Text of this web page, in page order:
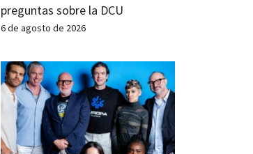
preguntas sobre la DCU
6 de agosto de 2026